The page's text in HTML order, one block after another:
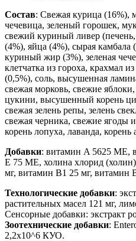
Состав: Свежая курица (16%),
чечевица, зеленый горошек,
свежий куриный ливер
(4%), яйца (4%), сырая
куриный жир (3%), зеленая
клетчатка из гороха, крахмал
(0,5%), соль, высушенная
свежая морковь, свежие
цукини, высушенный корень
свежая зелень репы, зелень
свежая черника, свежие ягоды
корень лопуха, лаванда,
Добавки: витамин A 5625 МЕ,
E 75 МЕ, холина хлорид
мг, витамин B1 25 мг, витамин
Технологические добавки:
растительных масел 121 мг,
Сенсорные добавки: экстракт
Зоотехнические добавки:
2,2x10^6 КУО.